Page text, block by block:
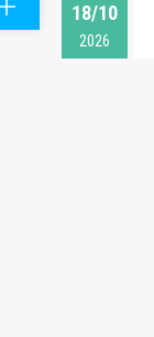
18/10
2026